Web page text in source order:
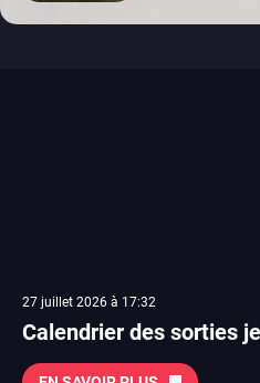
27 juillet 2026 à 17:32
Calendrier des sorties